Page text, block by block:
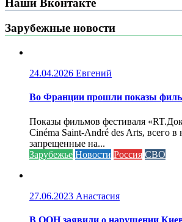
Зарубежные новости
24.04.2026 Евгений
Во Франции прошли показы
Показы фильмов фестиваля
Cinéma Saint-André des Arts, всего
запрещенные на...
Зарубежье Новости Россия СВО
27.06.2023 Анастасия
В ООН заявили о нарушении